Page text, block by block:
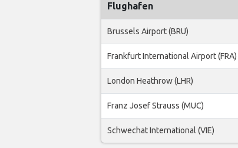
Flughafen
Brussels Airport (BRU)
Frankfurt International Airport (FRA)
London Heathrow (LHR)
Franz Josef Strauss (MUC)
Schwechat International (VIE)